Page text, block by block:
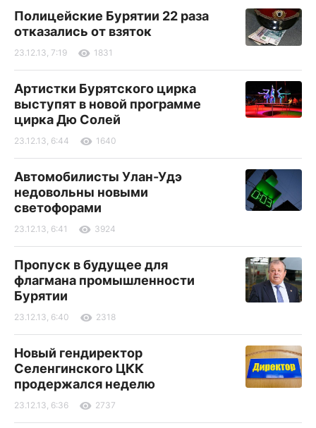
Полицейские Бурятии 22 раза
отказались от взяток
23.12.13, 7:19 1831
Артистки Бурятского цирка
выступят в новой программе
цирка Дю Солей
23.12.13, 6:44 1640
Автомобилисты Улан-Удэ
недовольны новыми
светофорами
23.12.13, 6:41 3924
Пропуск в будущее для
флагмана промышленности
Бурятии
23.12.13, 6:40 2318
Новый гендиректор
Селенгинского ЦКК
продержался неделю
23.12.13, 6:36 2737